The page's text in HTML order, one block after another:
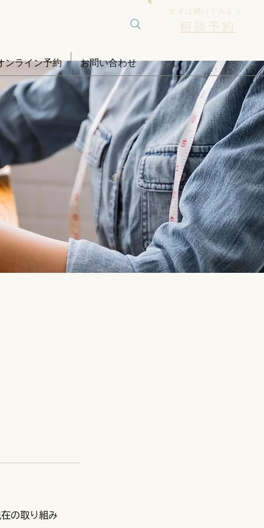
ンライン予約 お問い合わせ
まずは聞いてみよう
相談予約
の取り組み